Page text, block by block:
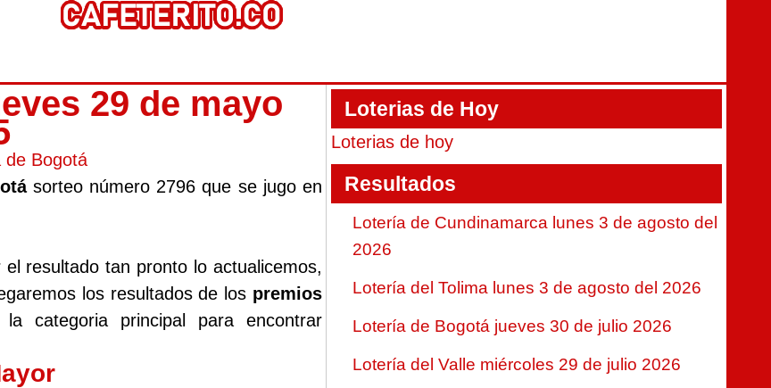
29 de mayo
de Bogotá
sorteo número 2796 que se jugo en
resultado tan pronto lo actualicemos,
los resultados de los premios
categoria principal para encontrar
Loterias de Hoy
Loterias de hoy
Resultados
Lotería de Cundinamarca lunes 3 de agosto del
2026
Lotería del Tolima lunes 3 de agosto del 2026
Lotería de Bogotá jueves 30 de julio 2026
Lotería del Valle miércoles 29 de julio 2026